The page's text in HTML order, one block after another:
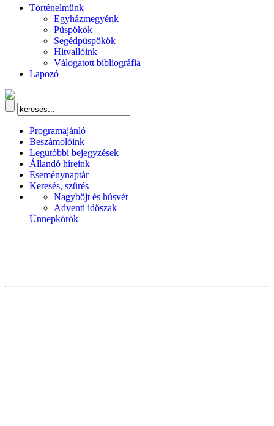
Történelmünk
Egyházmegyénk
Püspökök
Segédpüspökök
Hitvallóink
Válogatott bibliográfia
Lapozó
Programajánló
Beszámolóink
Legutóbbi bejegyzések
Állandó híreink
Eseménynaptár
Keresés, szűrés
Nagyböjt és húsvét
Adventi időszak
Ünnepkörök